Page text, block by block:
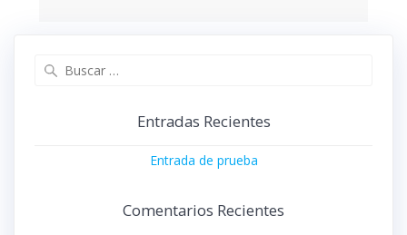
Entradas Recientes
Entrada de prueba
Comentarios Recientes